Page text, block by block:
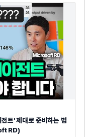
트' 제대로 준비하는 법
RD)